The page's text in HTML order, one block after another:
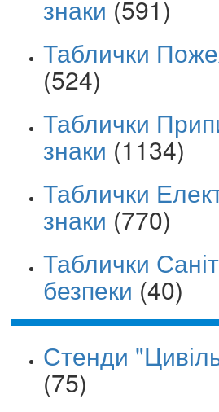
знаки (591)
Таблички
(524)
Таблички
знаки (1134)
Таблички
знаки (770)
Таблички
безпеки (40)
Стенди
(75)